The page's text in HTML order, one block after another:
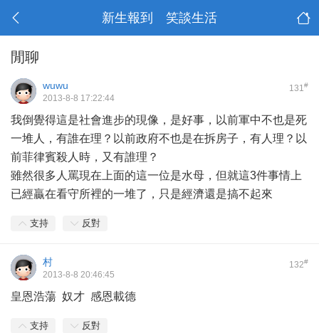
新生報到 笑談生活
閒聊
131#
wuwu
2013-8-8 17:22:44
我倒覺得這是社會進步的現像，是好事，以前軍中不也是死
一堆人，有誰在理？以前政府不也是在拆房子，有人理？以
前菲律賓殺人時，又有誰理？
雖然很多人罵現在上面的這一位是水母，但就這3件事情上
已經贏在看守所裡的一堆了，只是經濟還是搞不起來
支持 反對
132#
村
2013-8-8 20:46:45
皇恩浩蕩 奴才 感恩載德
支持 反對